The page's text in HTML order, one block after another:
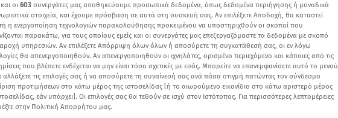
οι 603 συνεργάτες μας αποθηκεύουμε προσωπικά δεδομένα, όπως δεδομένα περιήγησης ή μοναδικά
στοιχεία, και έχουμε πρόσβαση σε αυτά στη συσκευή σας. Αν επιλέξετε Αποδοχή, θα καταστεί
η ενεργοποίηση τεχνολογιών παρακολούθησης προκειμένου να υποστηριχθούν οι σκοποί που
παρακάτω, για τους οποίους εμείς και οι συνεργάτες μας επεξεργαζόμαστε τα δεδομένα με σκοπό
υπηρεσιών. Αν επιλέξετε Απόρριψη όλων όλων ή αποσύρετε τη συγκατάθεσή σας, οι εν λόγω
θα απενεργοποιηθούν. Αν απενεργοποιηθούν οι ιχνηλάτες, ορισμένο περιεχόμενο και κάποιες από τις
που βλέπετε ενδέχεται να μην είναι τόσο σχετικές με εσάς. Μπορείτε να επανεμφανίσετε αυτό το μενού
αλλάξετε τις επιλογές σας ή να αποσύρετε τη συναίνεσή σας ανά πάσα στιγμή πατώντας τον σύνδεσμο
προτιμήσεων στο κάτω μέρος της ιστοσελίδας [ή το αιωρούμενο εικονίδιο στο κάτω αριστερό μέρος
εάν υπάρχει]. Οι επιλογές σας θα τεθούν σε ισχύ στον Ιστότοπος. Για περισσότερες λεπτομέρειες
στην Πολιτική Απορρήτου μας.